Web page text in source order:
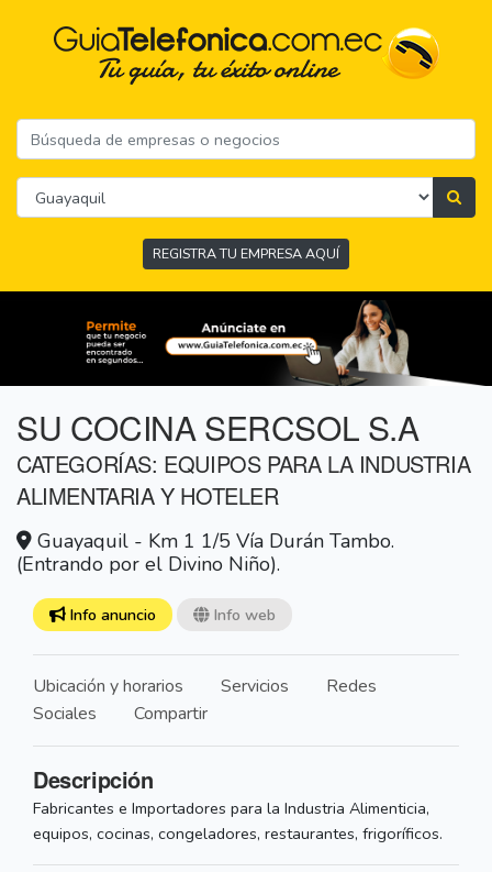
REGISTRA TU EMPRESA AQUÍ
SU COCINA SERCSOL S.A
CATEGORÍAS: EQUIPOS PARA LA INDUSTRIA
ALIMENTARIA Y HOTELER
Guayaquil - Km 1 1/5 Vía Durán Tambo.
(Entrando por el Divino Niño).
Info anuncio Info web
Ubicación y horarios Servicios
Redes
Sociales
Compartir
Descripción
Fabricantes e Importadores para la Industria Alimenticia,
equipos, cocinas, congeladores, restaurantes, frigoríficos.